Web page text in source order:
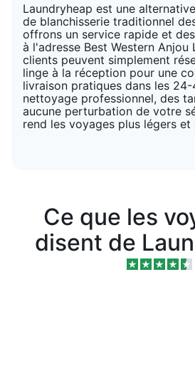
Laundryheap est une
de blanchisserie traditionnel
offrons un service rapide et
à l'adresse Best Western Anjou
clients peuvent simplement
linge à la réception pour une
livraison pratiques dans les
nettoyage professionnel, des
aucune perturbation de votre
rend les voyages plus légers et
Ce que les
disent de